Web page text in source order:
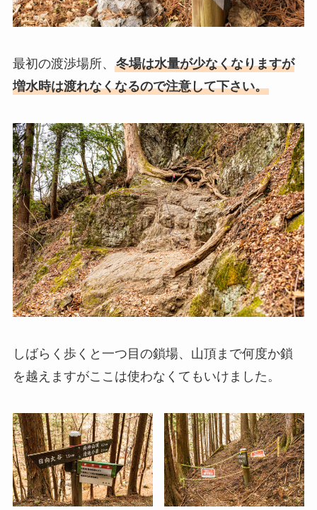
最初の渡渉場所、 冬場は水量が少なくなりますが
増水時は渡れなくなるので注意して下さい。
しばらく歩くと一つ目の鎖場、山頂まで何度か鎖
を越えますがここは使わなくてもいけました。